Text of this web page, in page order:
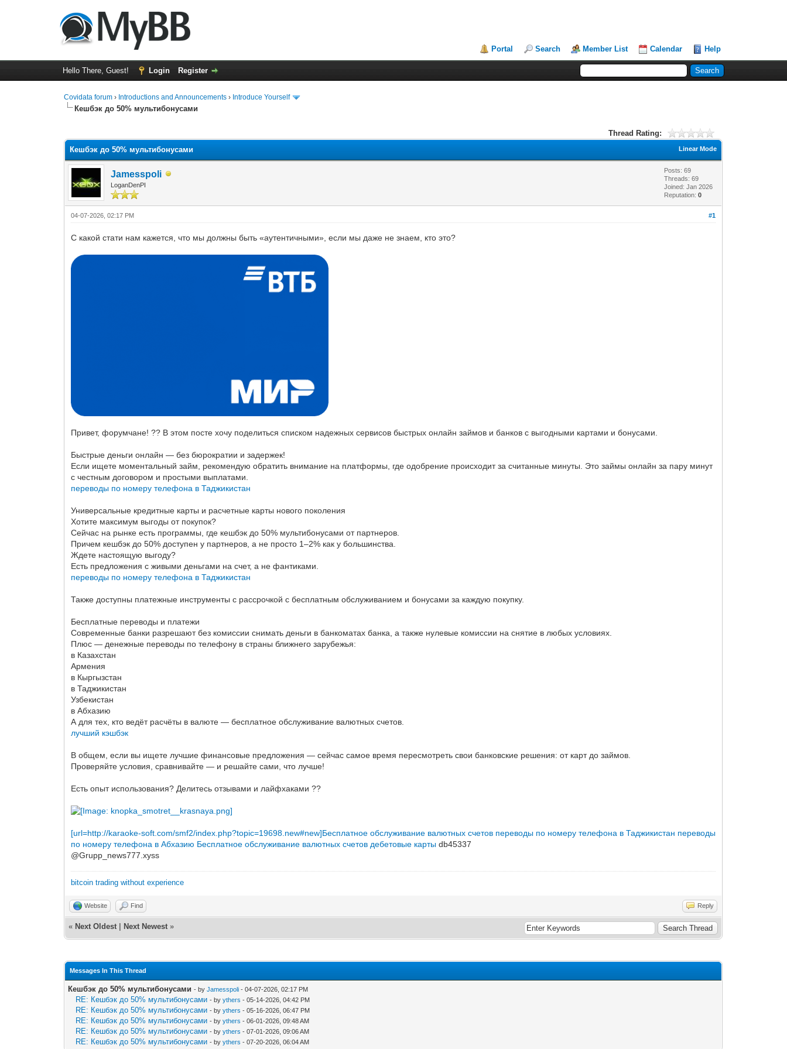
Portal Search Member List Calendar Help
Hello There, Guest! Login Register
Covidata forum › Introductions and Announcements › Introduce Yourself
Кешбэк до 50% мультибонусами
Thread Rating:
Linear Mode
Кешбэк до 50% мультибонусами
Jamesspoli
LoganDenPI
Posts: 69
Threads: 69
Joined: Jan 2026
Reputation:0
#1
04-07-2026, 02:17 PM
С какой стати нам кажется, что мы должны быть «аутентичными», если мы даже не знаем, кто это?
Привет, форумчане! ?? В этом посте хочу поделиться списком надежных сервисов быстрых онлайн займов и банков с выгодными картами и бонусами.
Быстрые деньги онлайн — без бюрократии и задержек!
Если ищете моментальный займ, рекомендую обратить внимание на платформы, где одобрение происходит за считанные минуты. Это займы онлайн за пару минут
с честным договором и простыми выплатами.
переводы по номеру телефона в Таджикистан
Универсальные кредитные карты и расчетные карты нового поколения
Хотите максимум выгоды от покупок?
Сейчас на рынке есть программы, где кешбэк до 50% мультибонусами от партнеров.
Причем кешбэк до 50% доступен у партнеров, а не просто 1–2% как у большинства.
Ждете настоящую выгоду?
Есть предложения с живыми деньгами на счет, а не фантиками.
переводы по номеру телефона в Таджикистан
Также доступны платежные инструменты с рассрочкой с бесплатным обслуживанием и бонусами за каждую покупку.
Бесплатные переводы и платежи
Современные банки разрешают без комиссии снимать деньги в банкоматах банка, а также нулевые комиссии на снятие в любых условиях.
Плюс — денежные переводы по телефону в страны ближнего зарубежья:
в Казахстан
Армения
в Кыргызстан
в Таджикистан
Узбекистан
в Абхазию
А для тех, кто ведёт расчёты в валюте — бесплатное обслуживание валютных счетов.
лучший кэшбэк
В общем, если вы ищете лучшие финансовые предложения — сейчас самое время пересмотреть свои банковские решения: от карт до займов.
Проверяйте условия, сравнивайте — и решайте сами, что лучше!
Есть опыт использования? Делитесь отзывами и лайфхаками ??
[url=http://karaoke-soft.com/smf2/index.php?topic=19698.new#new]Бесплатное обслуживание валютных счетов переводы по номеру телефона в Таджикистан переводы
по номеру телефона в Абхазию Бесплатное обслуживание валютных счетов дебетовые карты db45337
@Grupp_news777.xyss
bitcoin trading without experience
Website Find Reply
« Next Oldest Next Newest »
Messages In This Thread
Кешбэк до 50% мультибонусами - byJamesspoli - 04-07-2026, 02:17 PM
RE: Кешбэк до 50% мультибонусами - byythers - 05-14-2026, 04:42 PM
RE: Кешбэк до 50% мультибонусами - byythers - 05-16-2026, 06:47 PM
RE: Кешбэк до 50% мультибонусами - byythers - 06-01-2026, 09:48 AM
RE: Кешбэк до 50% мультибонусами - byythers - 07-01-2026, 09:06 AM
RE: Кешбэк до 50% мультибонусами - byythers - 07-20-2026, 06:04 AM